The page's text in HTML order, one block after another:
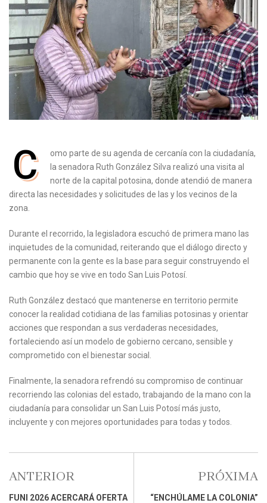
C
omo parte de su agenda de cercanía con la ciudadanía,
la senadora Ruth González Silva realizó una visita al
norte de la capital potosina, donde atendió de manera
directa las necesidades y solicitudes de las y los vecinos de la
zona.
Durante el recorrido, la legisladora escuchó de primera mano las
inquietudes de la comunidad, reiterando que el diálogo directo y
permanente con la gente es la base para seguir construyendo el
cambio que hoy se vive en todo San Luis Potosí.
Ruth González destacó que mantenerse en territorio permite
conocer la realidad cotidiana de las familias potosinas y orientar
acciones que respondan a sus verdaderas necesidades,
fortaleciendo así un modelo de gobierno cercano, sensible y
comprometido con el bienestar social.
Finalmente, la senadora refrendó su compromiso de continuar
recorriendo las colonias del estado, trabajando de la mano con la
ciudadanía para consolidar un San Luis Potosí más justo,
incluyente y con mejores oportunidades para todas y todos.
ANTERIOR
FUNI 2026 ACERCARÁ OFERTA
PRÓXIMA
“ENCHÚLAME LA COLONIA”